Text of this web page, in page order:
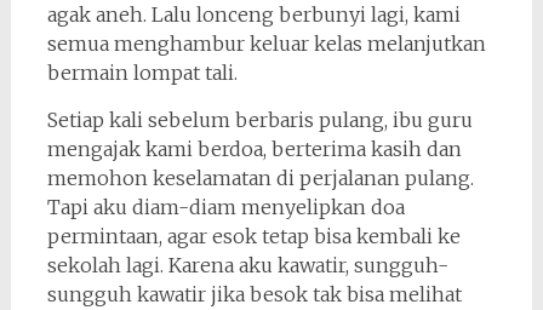
agak aneh. Lalu lonceng berbunyi lagi, kami
semua menghambur keluar kelas melanjutkan
bermain lompat tali.
Setiap kali sebelum berbaris pulang, ibu guru
mengajak kami berdoa, berterima kasih dan
memohon keselamatan di perjalanan pulang.
Tapi aku diam-diam menyelipkan doa
permintaan, agar esok tetap bisa kembali ke
sekolah lagi. Karena aku kawatir, sungguh-
sungguh kawatir jika besok tak bisa melihat